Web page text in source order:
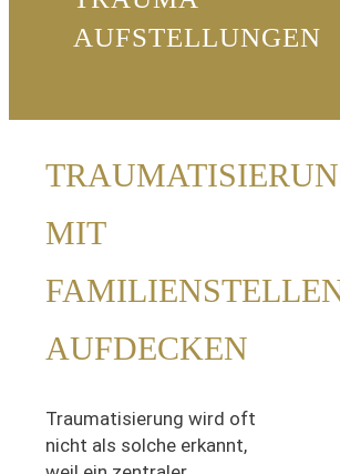
AUFSTELLUNGEN
MIT
AUFDECKEN
Traumatisierung wird oft
nicht als solche erkannt,